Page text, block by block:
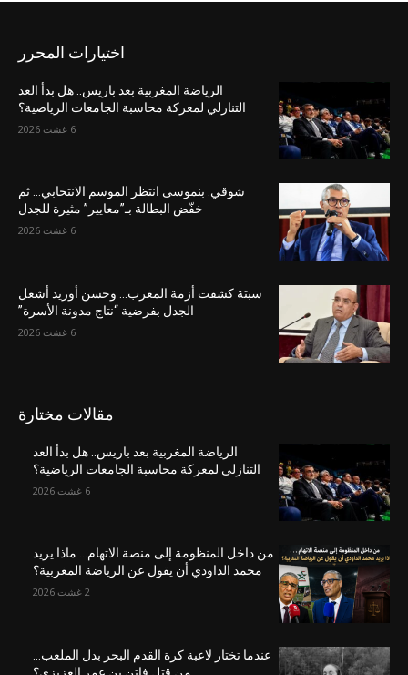
اختيارات المحرر
الرياضة المغربية بعد باريس.. هل بدأ العد
التنازلي لمعركة محاسبة الجامعات الرياضية؟
6 غشت 2026
شوقي: بنموسى انتظر الموسم الانتخابي… ثم
خفّض البطالة بـ”معايير” مثيرة للجدل
6 غشت 2026
سبتة كشفت أزمة المغرب… وحسن أوريد أشعل
الجدل بفرضية “نتاج مدونة الأسرة”
6 غشت 2026
مقالات مختارة
الرياضة المغربية بعد باريس.. هل بدأ العد
التنازلي لمعركة محاسبة الجامعات الرياضية؟
6 غشت 2026
من داخل المنظومة إلى منصة الاتهام… ماذا يريد
محمد الداودي أن يقول عن الرياضة المغربية؟
2 غشت 2026
عندما تختار لاعبة كرة القدم البحر بدل الملعب…